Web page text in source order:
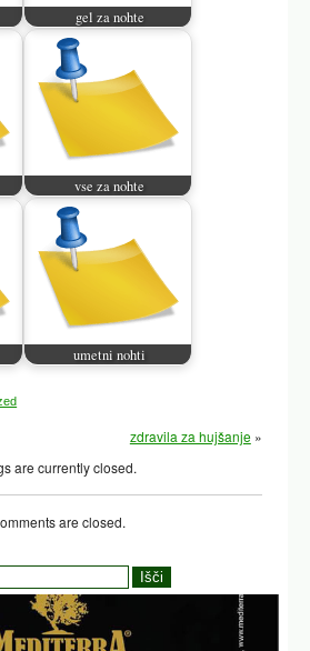
gel za nohte
vse za nohte
umetni nohti
zdravila za hujšanje»
are currently closed.
are closed.